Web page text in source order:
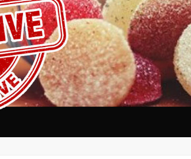
admin3 August 6, 2026